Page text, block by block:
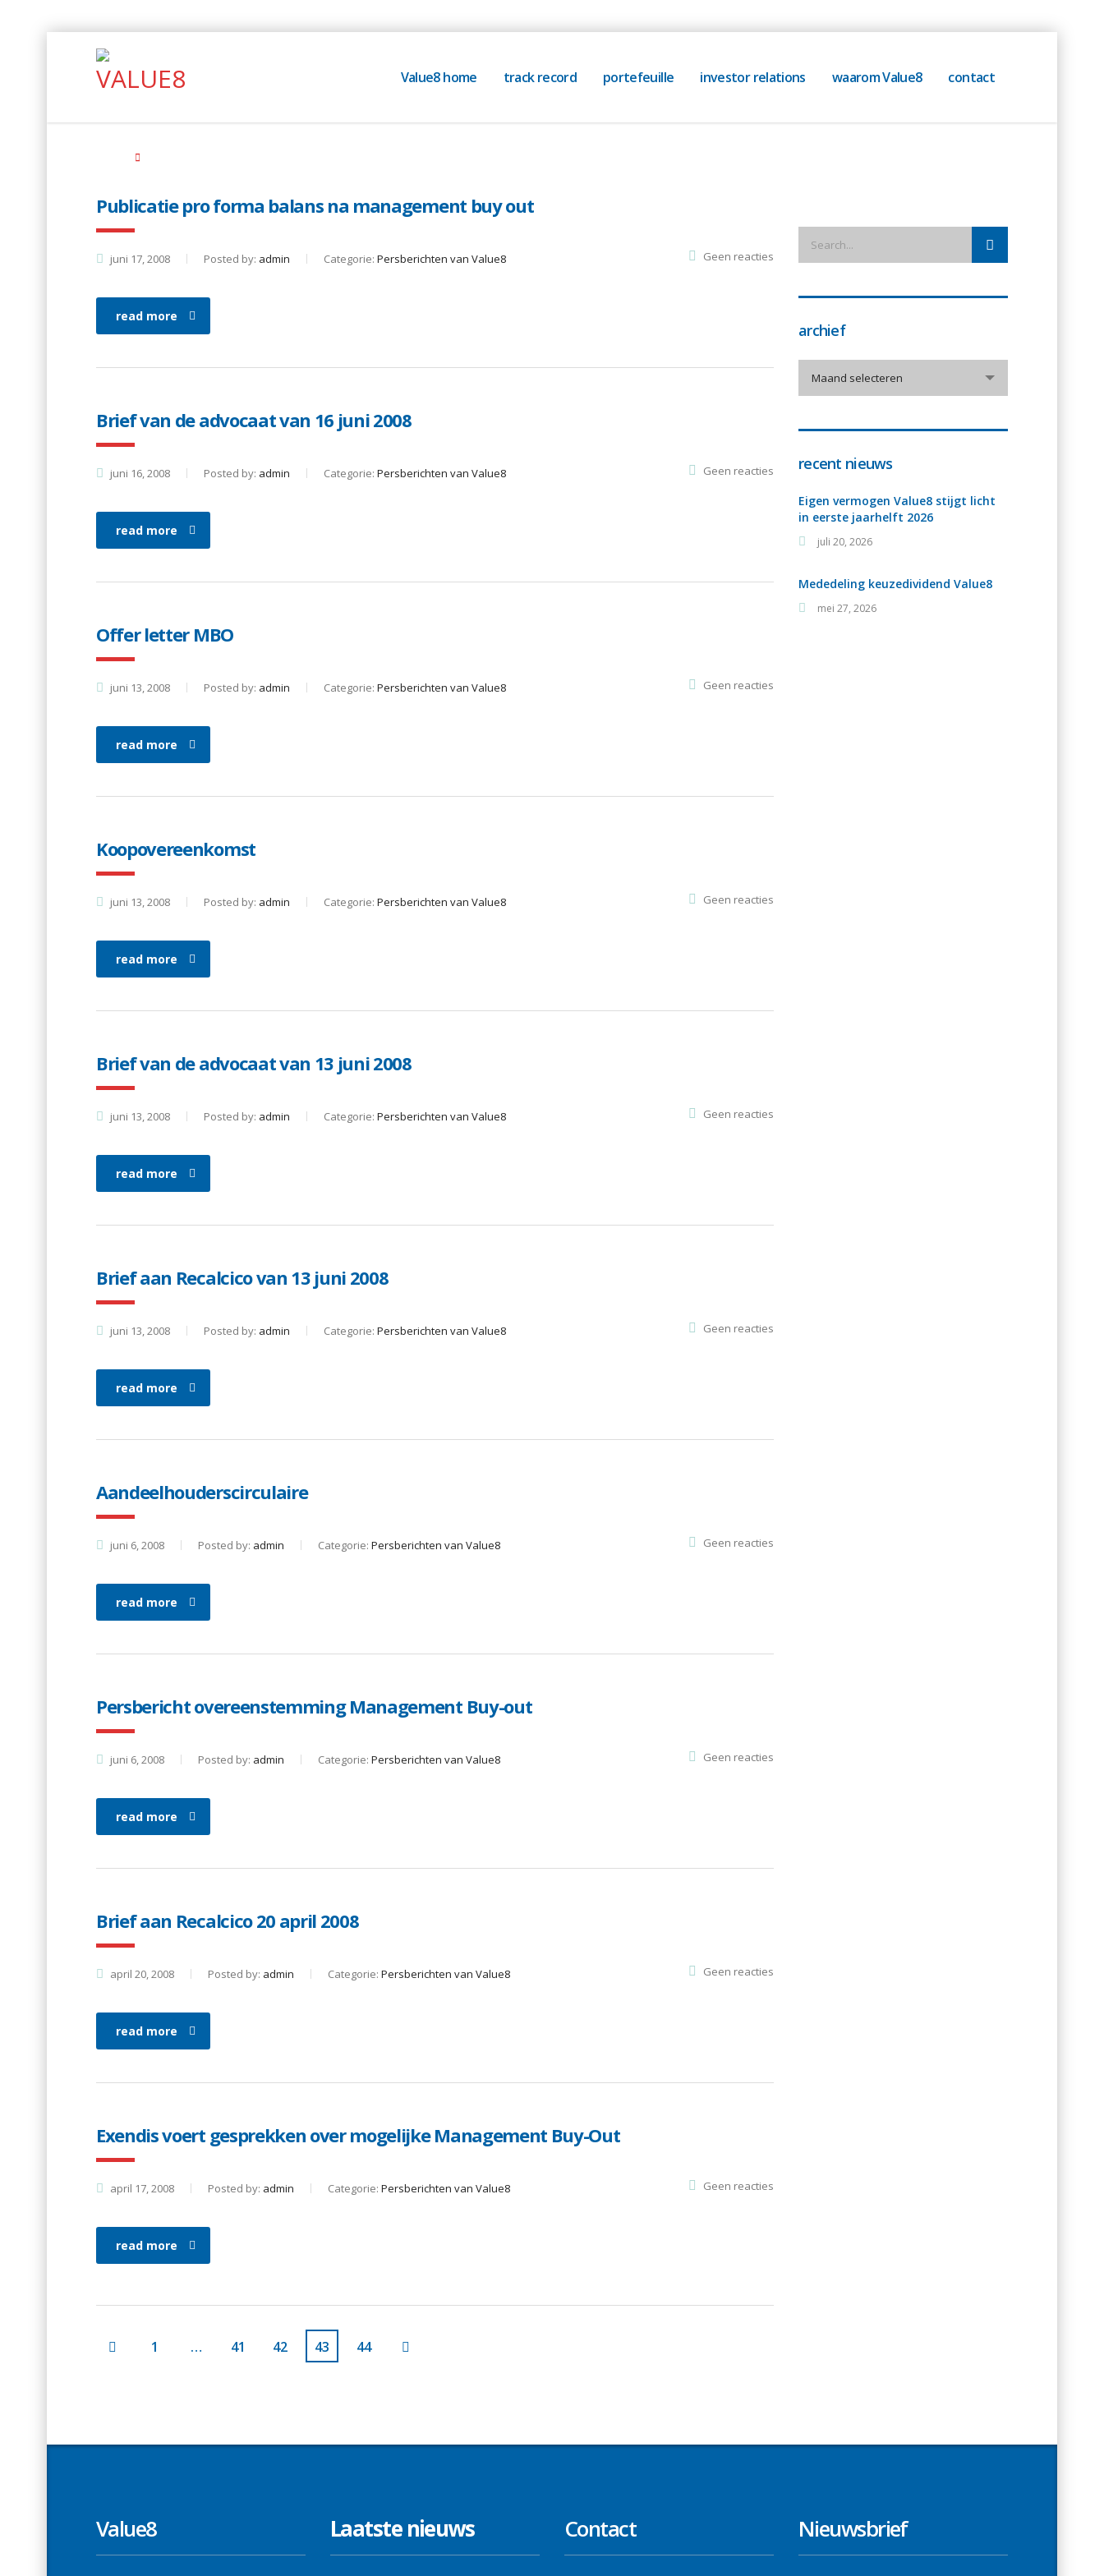
Value8 home track record portefeuille investor relations waarom Value8 contact
Publicatie pro forma balans na management buy out
juni 17, 2008 Posted by: admin Categorie: Persberichten van Value8 Geen reacties
read more
Brief van de advocaat van 16 juni 2008
juni 16, 2008 Posted by: admin Categorie: Persberichten van Value8 Geen reacties
read more
Offer letter MBO
juni 13, 2008 Posted by: admin Categorie: Persberichten van Value8 Geen reacties
read more
Koopovereenkomst
juni 13, 2008 Posted by: admin Categorie: Persberichten van Value8 Geen reacties
read more
Brief van de advocaat van 13 juni 2008
juni 13, 2008 Posted by: admin Categorie: Persberichten van Value8 Geen reacties
read more
Brief aan Recalcico van 13 juni 2008
juni 13, 2008 Posted by: admin Categorie: Persberichten van Value8 Geen reacties
read more
Aandeelhouderscirculaire
juni 6, 2008 Posted by: admin Categorie: Persberichten van Value8 Geen reacties
read more
Persbericht overeenstemming Management Buy-out
juni 6, 2008 Posted by: admin Categorie: Persberichten van Value8 Geen reacties
read more
Brief aan Recalcico 20 april 2008
april 20, 2008 Posted by: admin Categorie: Persberichten van Value8 Geen reacties
read more
Exendis voert gesprekken over mogelijke Management Buy-Out
april 17, 2008 Posted by: admin Categorie: Persberichten van Value8 Geen reacties
read more
1 … 41 42 43 44
archief
Maand selecteren
recent nieuws
Eigen vermogen Value8 stijgt licht
in eerste jaarhelft 2026
juli 20, 2026
Mededeling keuzedividend Value8
mei 27, 2026
Value8 Laatste nieuws Contact Nieuwsbrief